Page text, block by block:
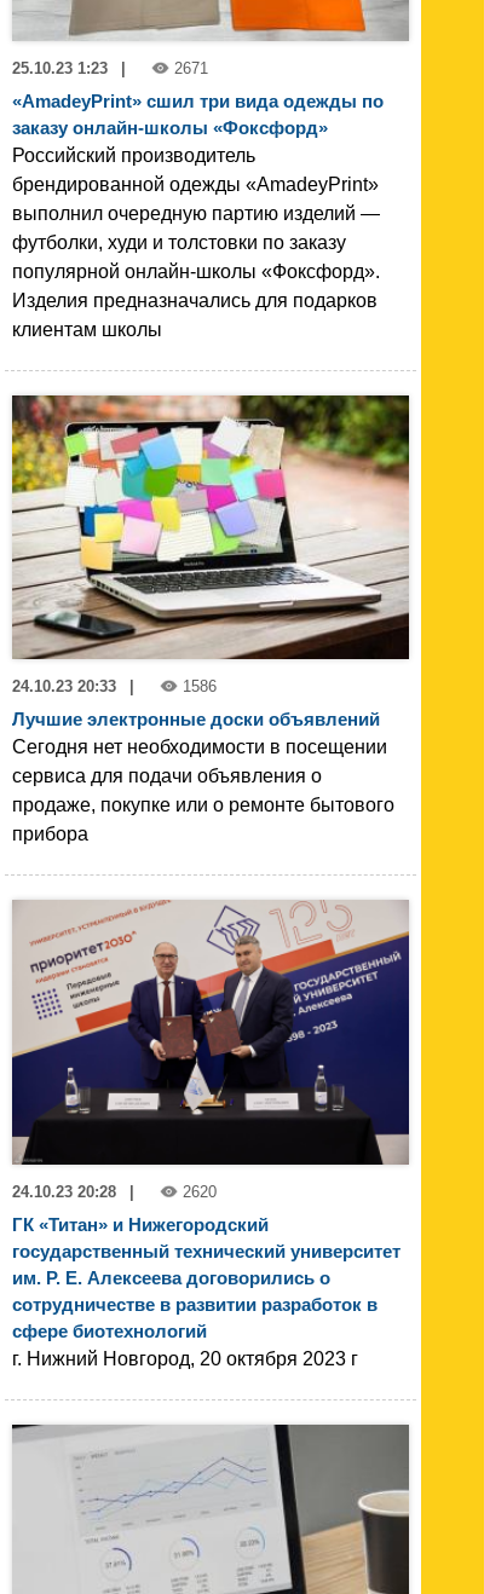
25.10.23 1:23 | 2671
«AmadeyPrint» сшил три вида одежды по
заказу онлайн-школы «Фоксфорд»
Российский производитель
брендированной одежды «AmadeyPrint»
выполнил очередную партию изделий —
футболки, худи и толстовки по заказу
популярной онлайн-школы «Фоксфорд».
Изделия предназначались для подарков
клиентам школы
24.10.23 20:33 1586
Лучшие электронные доски объявлений
Сегодня нет необходимости в посещении
сервиса для подачи объявления о
продаже, покупке или о ремонте бытового
прибора
24.10.23 20:28 2620
ГК «Титан» и Нижегородский
государственный технический университет
им. Р. Е. Алексеева договорились о
сотрудничестве в развитии разработок в
сфере биотехнологий
г. Нижний Новгород, 20 октября 2023 г